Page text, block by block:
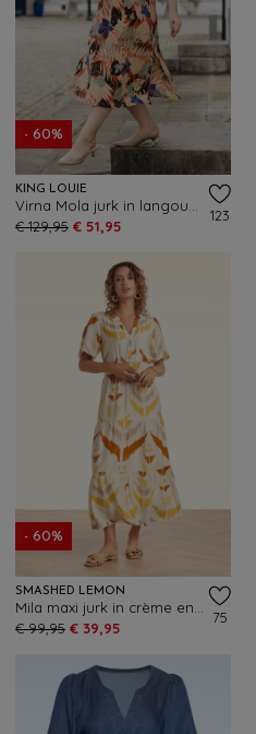
- 60%
KING LOUIE
€ 129,95 € 51,95
123
- 60%
SMASHED LEMON
€ 99,95 € 39,95
75